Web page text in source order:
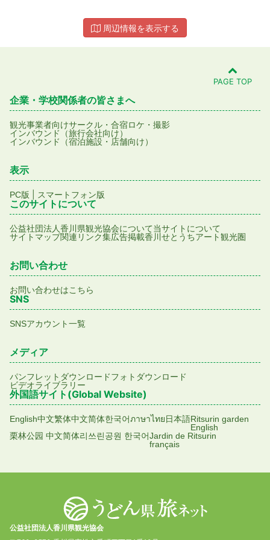
周辺情報を表示する
PAGE TOP
企業・学校関係者の皆さまへ
観光事業者向けサークル・合宿ロケ・撮影
インバウンド（旅行会社向け）
インバウンド（宿泊施設・店舗向け）
表示
PC版 スマートフォン版
このサイトについて
公益社団法人香川県観光協会について当サイトについて
サイトマップ関連リンク集広告掲載香川せとうちアート観光圏
お問い合わせ
お問い合わせはこちら
SNS
SNSアカウント一覧
メディア
パンフレットダウンロードフォトダウンロード
ビデオライブラリー
外国語サイト(Global Website)
English中文繁体中文简体한국어ภาษาไทย日本語Ritsurin garden
English
栗林公园 中文简体리쓰린공원 한국어Jardin de Ritsurin
français
公益社団法人香川県観光協会